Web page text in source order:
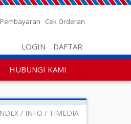
Cek Orderan
LOGIN DAFTAR
HUBUNGI KAMI
INFO TIMEDIA